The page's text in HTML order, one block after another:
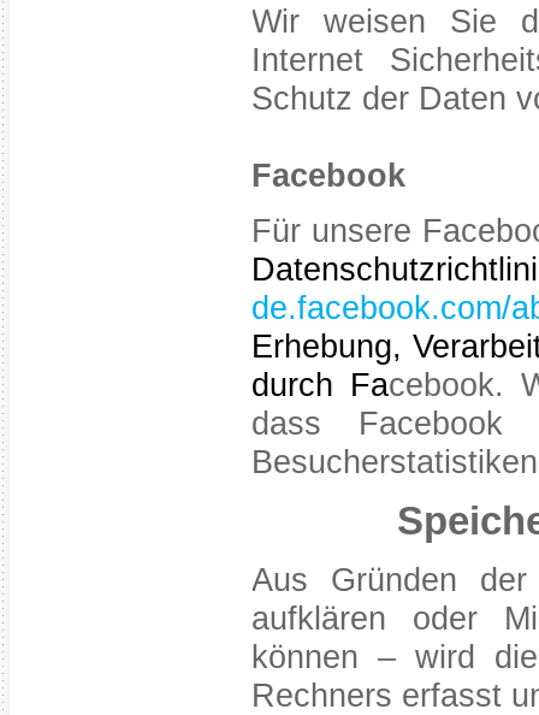
Wir weisen Sie
Internet
Schutz der Daten
Facebook
Für unsere
de.facebook.com/
Erhebung,
durch Facebook.
dass Facebook
Aus Gründen
aufklären oder
können – wird
Rechners erfasst